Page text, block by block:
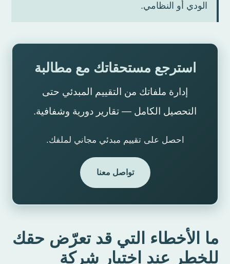
الودي أو النظامي.
استرجع مستحقاتك مع مطالبة
إدارة ملفاتك من التقييم المبدئي حتى
التحصيل الكامل — تقارير دورية وشفافية.
احصل على تقييم مبدئي مجاني لملفك.
تواصل معنا
ما الأخطاء التي قد تعرّض حقك
للخطر عند اختيار شركة